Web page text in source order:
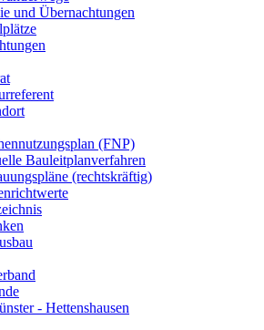
und Übernachtungen
(FNP)
Bauleitplanverfahren
(rechtskräftig)
- Hettenshausen